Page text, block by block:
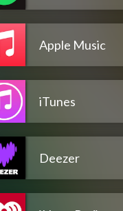
Apple Music
iTunes
Deezer